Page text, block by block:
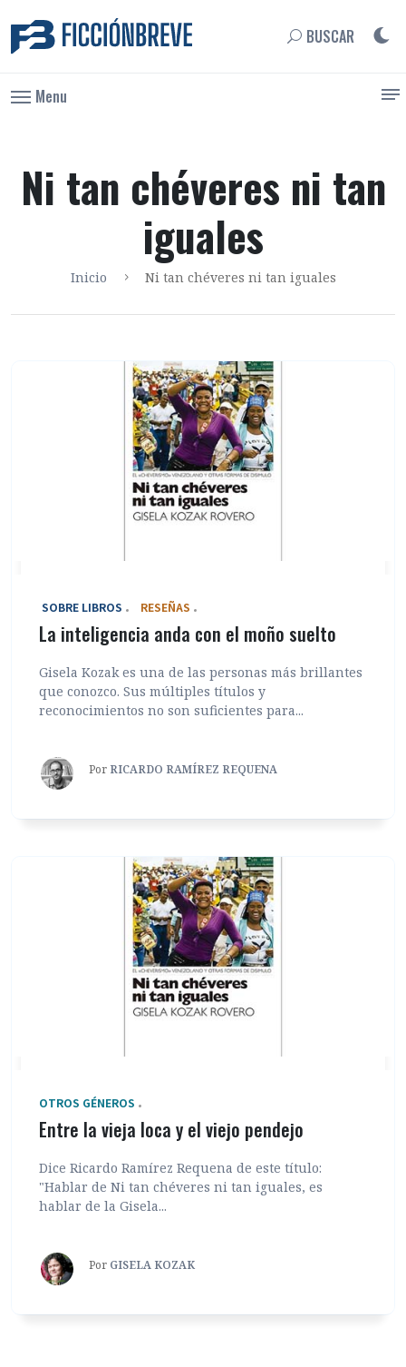
BUSCAR
Menu
Ni tan chéveres ni tan
iguales
Inicio Ni tan chéveres ni tan iguales
‎ SOBRE LIBROS RESEÑAS
La inteligencia anda con el moño suelto
Gisela Kozak es una de las personas más brillantes
que conozco. Sus múltiples títulos y
reconocimientos no son suficientes para...
Por RICARDO RAMÍREZ REQUENA
OTROS GÉNEROS
Entre la vieja loca y el viejo pendejo
Dice Ricardo Ramírez Requena de este título:
"Hablar de Ni tan chéveres ni tan iguales, es
hablar de la Gisela...
Por GISELA KOZAK